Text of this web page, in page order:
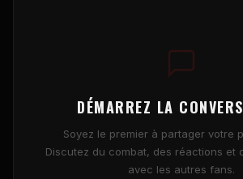
DÉMARREZ LA
Soyez le premier à partager votre
Discutez du combat, des réactions et
avec les autres fans.